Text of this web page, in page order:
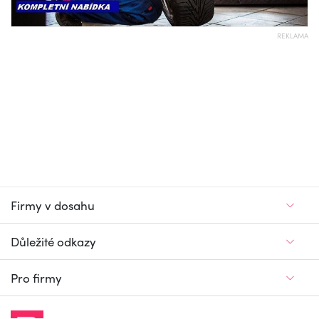
REKLAMA
Firmy v dosahu
Důležité odkazy
Pro firmy